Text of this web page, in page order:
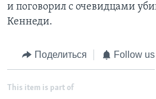
Learning English
и поговорил с очевидцами
Кеннеди.
Поделиться Follow us
This item is part of